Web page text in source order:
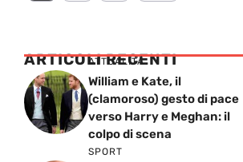
ARTICOLI RECENTI
ATTUALITÁ
William e Kate, il
(clamoroso) gesto di pace
verso Harry e Meghan: il
colpo di scena
SPORT